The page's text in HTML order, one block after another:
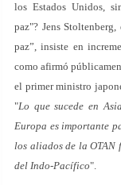
los Estados Unidos,
paz"? Jens
paz”, insiste en
como afirmó
el primer ministro
"Lo que sucede en
Europa es importante
los aliados de la OTAN
del Indo-Pacífico".